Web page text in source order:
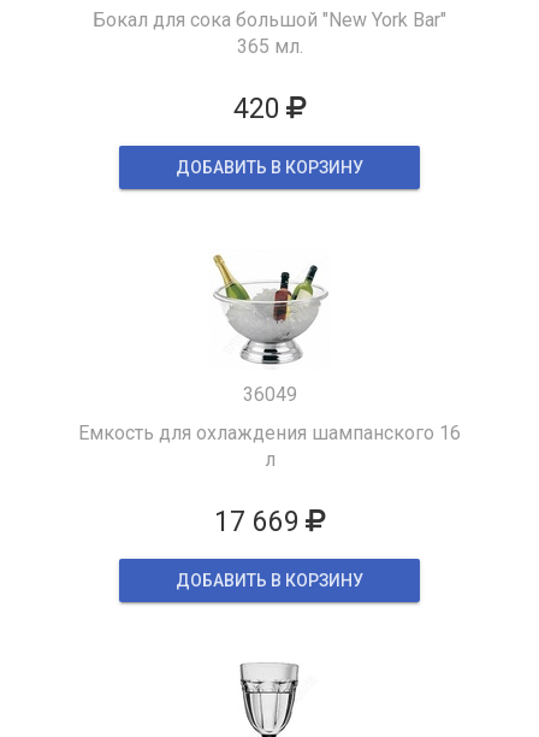
Бокал для сока большой "New York Bar"
365 мл.
420
ДОБАВИТЬ В КОРЗИНУ
36049
Емкость для охлаждения шампанского 16
л
17 669
ДОБАВИТЬ В КОРЗИНУ